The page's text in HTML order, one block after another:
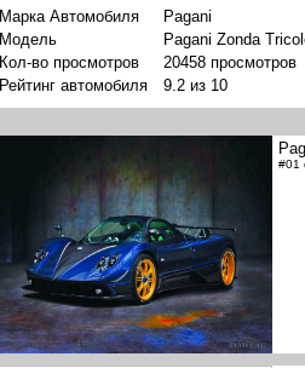
Марка Автомобиля
Pagani
Модель
Pagani Zonda
Кол-во просмотров
20458 просмотров
Рейтинг автомобиля
9.2 из 10
#01